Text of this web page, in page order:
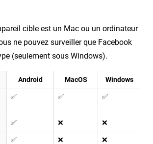
cible est un Mac ou un ordinateur
ne pouvez surveiller que Facebook
(seulement sous Windows).
Android MacOS Windows
✅ ✅ ✅
✅ ❌ ❌
✅ ❌ ❌